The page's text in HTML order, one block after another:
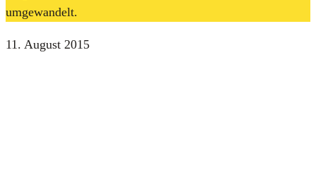
umgewandelt.
11. August 2015